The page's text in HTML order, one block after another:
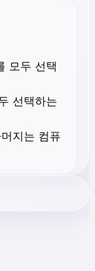
모두 선택
선택하는
지는 컴퓨